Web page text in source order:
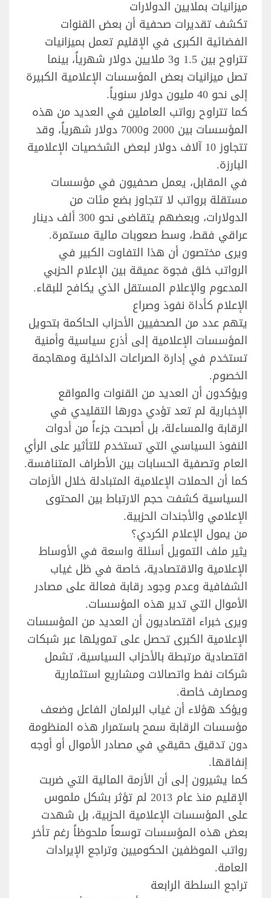
ميزانيات بملايين الدولارات
تكشف تقديرات صحفية أن بعض القنوات
الفضائية الكبرى في الإقليم تعمل بميزانيات
تتراوح بين 1.5 و3 ملايين دولار شهرياً، بينما
تصل ميزانيات بعض المؤسسات الإعلامية الكبيرة
إلى نحو 40 مليون دولار سنوياً.
كما تتراوح رواتب العاملين في العديد من هذه
المؤسسات بين 2000 و7000 دولار شهرياً، وقد
تتجاوز 10 آلاف دولار لبعض الشخصيات الإعلامية
البارزة.
في المقابل، يعمل صحفيون في مؤسسات
مستقلة برواتب لا تتجاوز بضع مئات من
الدولارات، وبعضهم يتقاضى نحو 300 ألف دينار
عراقي فقط، وسط صعوبات مالية مستمرة.
ويرى مختصون أن هذا التفاوت الكبير في
الرواتب خلق فجوة عميقة بين الإعلام الحزبي
المدعوم والإعلام المستقل الذي يكافح للبقاء.
الإعلام كأداة نفوذ وصراع
يتهم عدد من الصحفيين الأحزاب الحاكمة بتحويل
المؤسسات الإعلامية إلى أذرع سياسية وأمنية
تستخدم في إدارة الصراعات الداخلية ومهاجمة
الخصوم.
ويؤكدون أن العديد من القنوات والمواقع
الإخبارية لم تعد تؤدي دورها التقليدي في
الرقابة والمساءلة، بل أصبحت جزءاً من أدوات
النفوذ السياسي التي تستخدم للتأثير على الرأي
العام وتصفية الحسابات بين الأطراف المتنافسة.
كما أن الحملات الإعلامية المتبادلة خلال الأزمات
السياسية كشفت حجم الارتباط بين المحتوى
الإعلامي والأجندات الحزبية.
من يمول الإعلام الكردي؟
يثير ملف التمويل أسئلة واسعة في الأوساط
الإعلامية والاقتصادية، خاصة في ظل غياب
الشفافية وعدم وجود رقابة فعالة على مصادر
الأموال التي تدير هذه المؤسسات.
ويرى خبراء اقتصاديون أن العديد من المؤسسات
الإعلامية الكبرى تحصل على تمويلها عبر شبكات
اقتصادية مرتبطة بالأحزاب السياسية، تشمل
شركات نفط واتصالات ومشاريع استثمارية
ومصارف خاصة.
ويؤكد هؤلاء أن غياب البرلمان الفاعل وضعف
مؤسسات الرقابة سمح باستمرار هذه المنظومة
دون تدقيق حقيقي في مصادر الأموال أو أوجه
إنفاقها.
كما يشيرون إلى أن الأزمة المالية التي ضربت
الإقليم منذ عام 2013 لم تؤثر بشكل ملموس
على المؤسسات الإعلامية الحزبية، بل شهدت
بعض هذه المؤسسات توسعاً ملحوظاً رغم تأخر
رواتب الموظفين الحكوميين وتراجع الإيرادات
العامة.
تراجع السلطة الرابعة